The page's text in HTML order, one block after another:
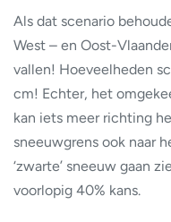
Als dat scenario
West – en Oost-
vallen! Hoeveelheden
cm! Echter, het
kan iets meer richting
sneeuwgrens ook naar
‘zwarte’ sneeuw gaan
voorlopig 40% kans.